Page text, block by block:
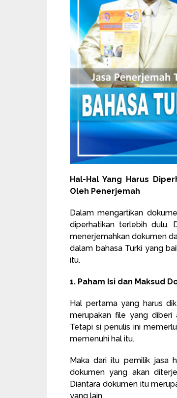
Hal-Hal Yang Harus
Oleh Penerjemah
Dalam mengartikan
diperhatikan terlebih dulu.
menerjemahkan dokumen
dalam bahasa Turki yang
itu.
1. Paham Isi dan Maksud
Hal pertama yang harus
merupakan file yang diberi
Tetapi si penulis ini
memenuhi hal itu.
Maka dari itu pemilik jasa
dokumen yang akan
Diantara dokumen itu
yang lain.